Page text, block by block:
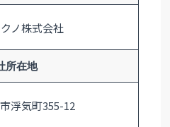
ノ株式会社
所在地
浮気町355-12